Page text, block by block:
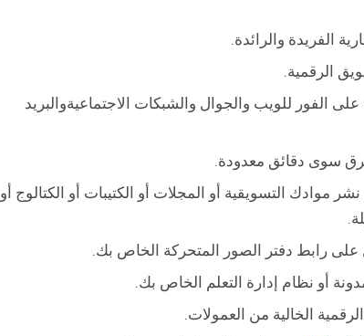
الفريدة والرائدة.
الرقمية.
الفور للويب والجوال والشبكات الاجتماعيةوالبريد
التسويقية أو المجلات أو الكتيبات أو الكتالوج أو
أو نظام إدارة التعلم الخاص بك.
الخالية من العمولات.